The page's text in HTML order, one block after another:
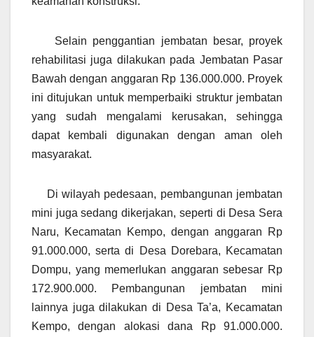
Selain penggantian jembatan besar, proyek
rehabilitasi juga dilakukan pada Jembatan Pasar
Bawah dengan anggaran Rp 136.000.000. Proyek
ini ditujukan untuk memperbaiki struktur jembatan
yang sudah mengalami kerusakan, sehingga
dapat kembali digunakan dengan aman oleh
masyarakat.
Di wilayah pedesaan, pembangunan jembatan
mini juga sedang dikerjakan, seperti di Desa Sera
Naru, Kecamatan Kempo, dengan anggaran Rp
91.000.000, serta di Desa Dorebara, Kecamatan
Dompu, yang memerlukan anggaran sebesar Rp
172.900.000. Pembangunan jembatan mini
lainnya juga dilakukan di Desa Ta’a, Kecamatan
Kempo, dengan alokasi dana Rp 91.000.000.